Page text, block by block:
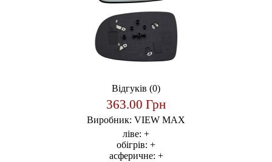
Відгуків (0)
363.00 Грн
Виробник: VIEW MAX
ліве: +
обігрів: +
асферичне: +